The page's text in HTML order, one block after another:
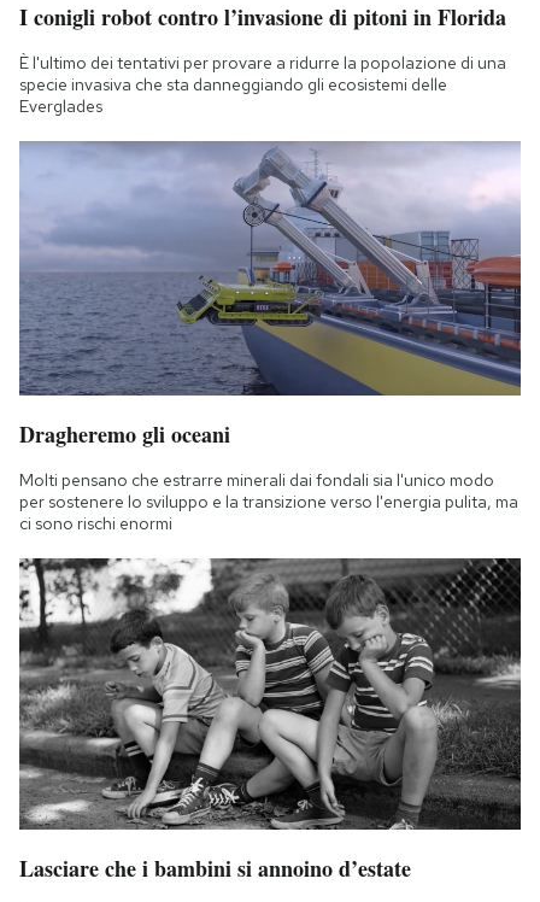
I conigli robot contro l’invasione di pitoni in Florida
È l'ultimo dei tentativi per provare a ridurre la popolazione di una
specie invasiva che sta danneggiando gli ecosistemi delle
Everglades
Dragheremo gli oceani
Molti pensano che estrarre minerali dai fondali sia l'unico modo
per sostenere lo sviluppo e la transizione verso l'energia pulita, ma
ci sono rischi enormi
Lasciare che i bambini si annoino d’estate